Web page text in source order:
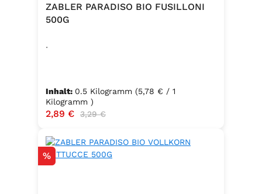
ZABLER PARADISO BIO FUSILLONI
500G
.
Inhalt: 0.5 Kilogramm (5,78 € / 1
Kilogramm )
Verkaufspreis:
2,89 € Regulärer Preis:
3,29 €
Rabatt
%